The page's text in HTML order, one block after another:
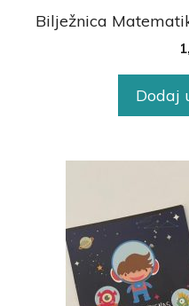
Bilježnica
Dodaj